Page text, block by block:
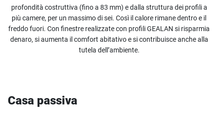
profondità costruttiva (fino a 83 mm) e dalla struttura dei profili a
più camere, per un massimo di sei. Così il calore rimane dentro e il
freddo fuori. Con finestre realizzate con profili GEALAN si risparmia
denaro, si aumenta il comfort abitativo e si contribuisce anche alla
tutela dell’ambiente.
Casa passiva